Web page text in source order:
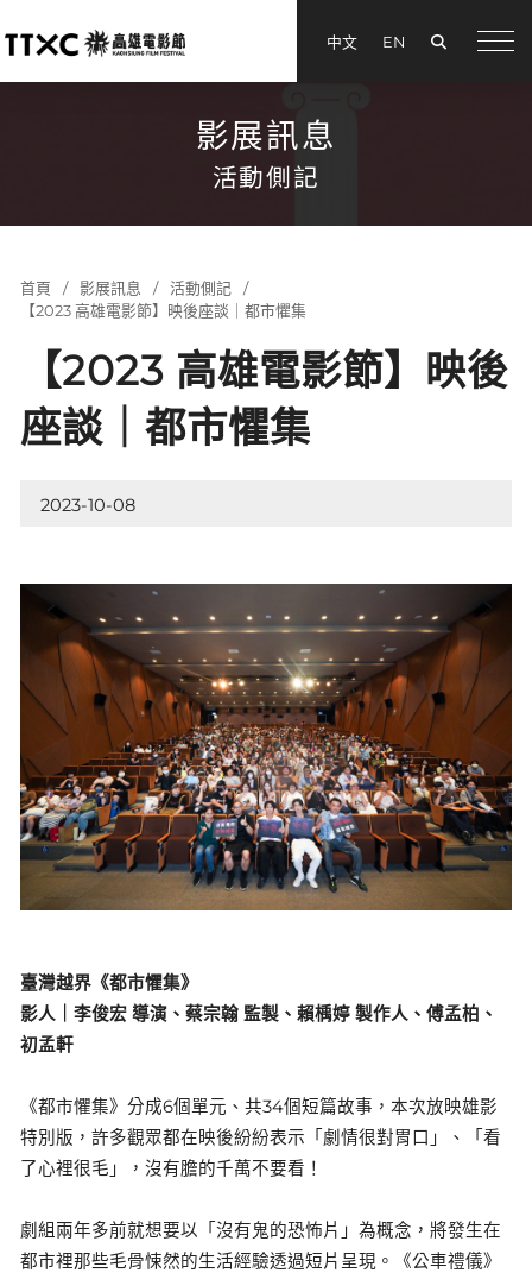
中文 EN
影展訊息
活動側記
首頁 影展訊息
活動側記
【2023 高雄電影節】映後座談｜都市懼集
【2023 高雄電影節】映後
座談｜都市懼集
2023-10-08
臺灣越界《都市懼集》
影人｜李俊宏 導演、蔡宗翰 監製、賴楀婷 製作人、傅孟柏、
初孟軒
《都市懼集》分成6個單元、共34個短篇故事，本次放映雄影
特別版，許多觀眾都在映後紛紛表示「劇情很對胃口」、「看
了心裡很毛」，沒有膽的千萬不要看！
劇組兩年多前就想要以「沒有鬼的恐怖片」為概念，將發生在
都市裡那些毛骨悚然的生活經驗透過短片呈現。《公車禮儀》